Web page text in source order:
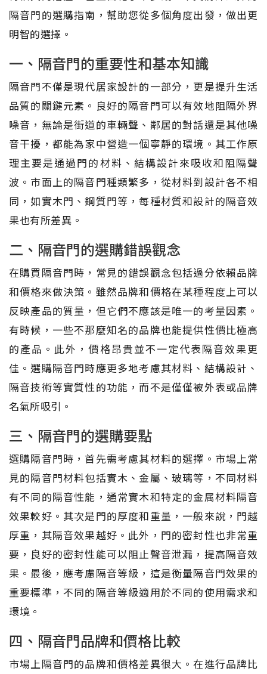
隔音門的選購指南，幫助您從多個角度出發，做出更
明智的選擇。
一、隔音門的重要性和基本知識
隔音門不僅是現代居家設計的一部分，更是提升生活
品質的關鍵元素。良好的隔音門可以有效地阻隔外界
噪音，無論是街道的車輛聲、鄰居的對話還是其他噪
音干擾，都能為家中營造一個寧靜的環境。其工作原
理主要是通過門的材料、結構設計來吸收和阻隔聲
波。市面上的隔音門種類繁多，從材料到設計各不相
同，如實木門、鋼質門等，每種材質和設計的隔音效
果也有所差異。
二、隔音門的選購錯誤觀念
在購買隔音門時，常見的錯誤觀念包括過分依賴品牌
和價格來做決策。雖然品牌和價格在某種程度上可以
反映產品的質量，但它們不應該是唯一的考量因素。
有時候，一些不那麼知名的品牌也能提供性價比極高
的產品。此外，價格昂貴並不一定代表隔音效果更
佳。選購隔音門時應更多地考慮其材料、結構設計、
隔音技術等實質性的功能，而不是僅僅被外表或品牌
名氣所吸引。
三、隔音門的選購要點
選購隔音門時，首先需考慮其材料的選擇。市場上常
見的隔音門材料包括實木、金屬、玻璃等，不同材料
有不同的隔音性能，通常實木和特定的金属材料隔音
效果較好。其次是門的厚度和重量，一般來說，門越
厚重，其隔音效果越好。此外，門的密封性也非常重
要，良好的密封性能可以阻止聲音泄漏，提高隔音效
果。最後，應考慮隔音等級，這是衡量隔音門效果的
重要標準，不同的隔音等級適用於不同的使用需求和
環境。
四、隔音門品牌和價格比較
市場上隔音門的品牌和價格差異很大。在進行品牌比